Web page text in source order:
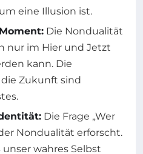
eine Illusion ist.
Die Nondualität
nur im Hier und Jetzt
kann. Die
Zukunft sind
Die Frage „Wer
Nondualität erforscht.
wahres Selbst